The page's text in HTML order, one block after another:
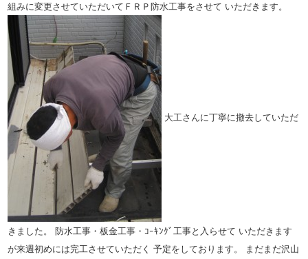
組みに変更させていただいてＦＲＰ防水工事をさせて いただきます。
大工さんに丁寧に撤去していただ
きました。 防水工事・板金工事・ｺｰｷﾝｸﾞ工事と入らせて いただきます
が来週初めには完工させていただく
予定をしております。
まだまだ沢山